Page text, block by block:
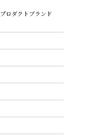
プロダクトブランド